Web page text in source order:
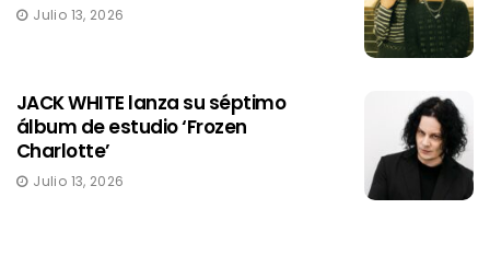
Julio 13, 2026
JACK WHITE lanza su séptimo
álbum de estudio ‘Frozen
Charlotte’
Julio 13, 2026